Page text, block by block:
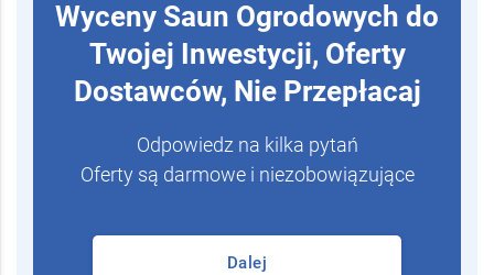
Wyceny Saun Ogrodowych do
Twojej Inwestycji, Oferty
Dostawców, Nie Przepłacaj
Odpowiedz na kilka pytań
Oferty są darmowe i niezobowiązujące
Dalej